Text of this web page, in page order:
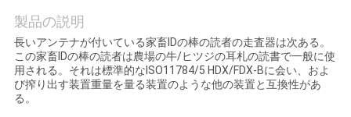
理
私
達
製品の説明
長いアンテナが付いている家畜IDの棒の読者の走査器は次ある。
この家畜IDの棒の読者は農場の牛/ヒツジの耳札の読書で一般に使
用される。それは標準的なISO11784/5 HDX/FDX-Bに会い、およ
び搾り出す装置重量を量る装置のような他の装置と互換性があ
る。